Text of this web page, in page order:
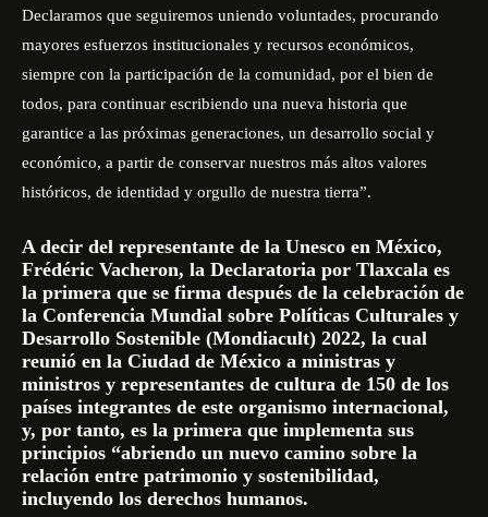
Declaramos que seguiremos uniendo voluntades, procurando
mayores esfuerzos institucionales y recursos económicos,
siempre con la participación de la comunidad, por el bien de
todos, para continuar escribiendo una nueva historia que
garantice a las próximas generaciones, un desarrollo social y
económico, a partir de conservar nuestros más altos valores
históricos, de identidad y orgullo de nuestra tierra”.
A decir del representante de la Unesco en México,
Frédéric Vacheron, la Declaratoria por Tlaxcala es
la primera que se firma después de la celebración de
la Conferencia Mundial sobre Políticas Culturales y
Desarrollo Sostenible (Mondiacult) 2022, la cual
reunió en la Ciudad de México a ministras y
ministros y representantes de cultura de 150 de los
países integrantes de este organismo internacional,
y, por tanto, es la primera que implementa sus
principios “abriendo un nuevo camino sobre la
relación entre patrimonio y sostenibilidad,
incluyendo los derechos humanos.